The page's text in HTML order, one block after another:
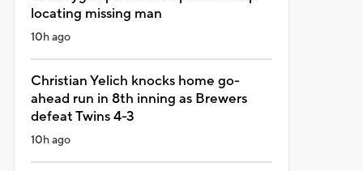
locating missing man
10h ago
Christian Yelich knocks home go-
ahead run in 8th inning as Brewers
defeat Twins 4-3
10h ago